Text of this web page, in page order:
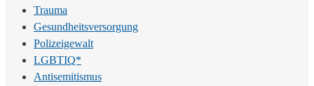
Trauma
Gesundheitsversorgung
Polizeigewalt
LGBTIQ*
Antisemitismus